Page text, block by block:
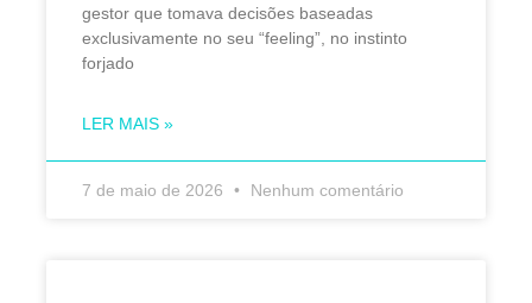
gestor que tomava decisões baseadas
exclusivamente no seu “feeling”, no instinto
forjado
LER MAIS »
7 de maio de 2026 Nenhum comentário